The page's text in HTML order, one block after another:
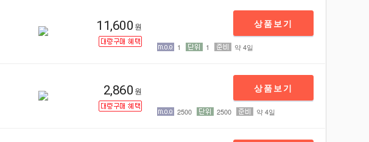
11,600 원 상품보기
1 1 약 4일
2,860 원 상품보기
2500 2500 약 4일